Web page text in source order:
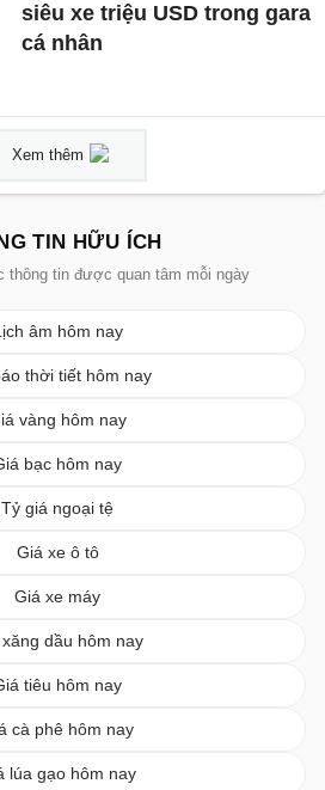
siêu xe triệu USD trong gara
cá nhân
Xem thêm
TIN HỮU ÍCH
thông tin được quan tâm mỗi ngày
âm hôm nay
thời tiết hôm nay
vàng hôm nay
bạc hôm nay
Tỷ giá ngoại tệ
Giá xe ô tô
Giá xe máy
dầu hôm nay
tiêu hôm nay
cà phê hôm nay
lúa gạo hôm nay